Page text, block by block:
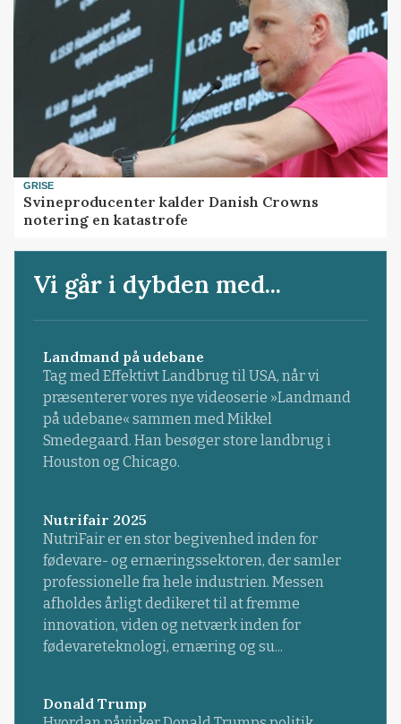
GRISE
Svineproducenter kalder Danish Crowns
notering en katastrofe
Vi går i dybden med...
Landmand på udebane
Tag med Effektivt Landbrug til USA, når vi
præsenterer vores nye videoserie »Landmand
på udebane« sammen med Mikkel
Smedegaard. Han besøger store landbrug i
Houston og Chicago.
Nutrifair 2025
NutriFair er en stor begivenhed inden for
fødevare- og ernæringssektoren, der samler
professionelle fra hele industrien. Messen
afholdes årligt dedikeret til at fremme
innovation, viden og netværk inden for
fødevareteknologi, ernæring og su...
Donald Trump